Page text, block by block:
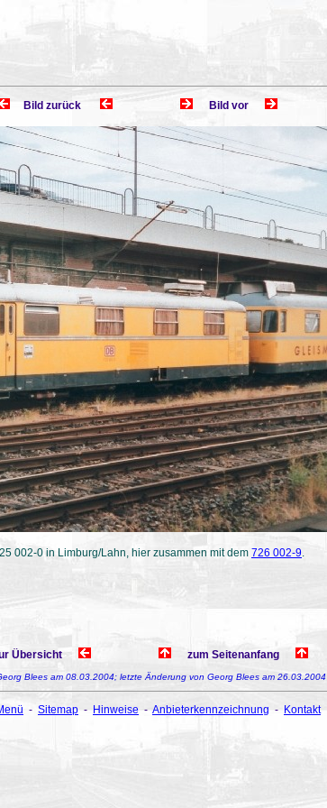
Bild zurück Bild vor
002-0 in Limburg/Lahn, hier zusammen mit dem 726 002-9.
Übersicht zum Seitenanfang
Blees am 08.03.2004; letzte Änderung von Georg Blees am 26.03.2004
- Sitemap - Hinweise -Anbieterkennzeichnung - Kontakt